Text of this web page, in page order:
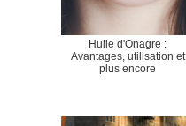
Huile d'Onagre :
Avantages, utilisation et
plus encore